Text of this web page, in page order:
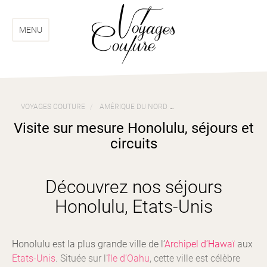
menu
contenuMENU
VOYAGES COUTURE AMÉRIQUE DU NORD
Visite sur mesure Honolulu, séjours et
circuits
Découvrez nos séjours
Honolulu, Etats-Unis
Honolulu est la plus grande ville de l’Archipel d’Hawaï aux
Etats-Unis. Située sur l’île d’Oahu, cette ville est célèbre